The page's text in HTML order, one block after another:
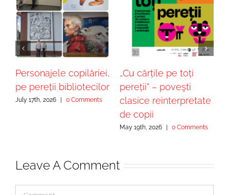
Personajele copilăriei,
pe pereții bibliotecilor
July 17th, 2026 | 0 Comments
„Cu cărțile pe toți
pereții” – poveşti
clasice reinterpretate
de copii
May 19th, 2026 | 0 Comments
Leave A Comment